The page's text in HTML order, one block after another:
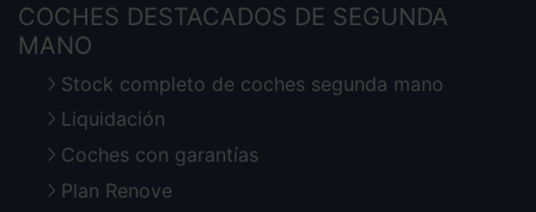
COCHES DESTACADOS DE SEGUNDA
MANO
Stock completo de coches segunda mano
Liquidación
Coches con garantías
Plan Renove